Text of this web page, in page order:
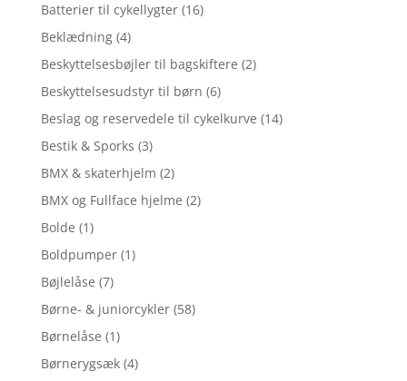
Batterier til cykellygter (16)
Beklædning (4)
Beskyttelsesbøjler til bagskiftere (2)
Beskyttelsesudstyr til børn (6)
Beslag og reservedele til cykelkurve (14)
Bestik & Sporks (3)
BMX & skaterhjelm (2)
BMX og Fullface hjelme (2)
Bolde (1)
Boldpumper (1)
Bøjlelåse (7)
Børne- & juniorcykler (58)
Børnelåse (1)
Børnerygsæk (4)